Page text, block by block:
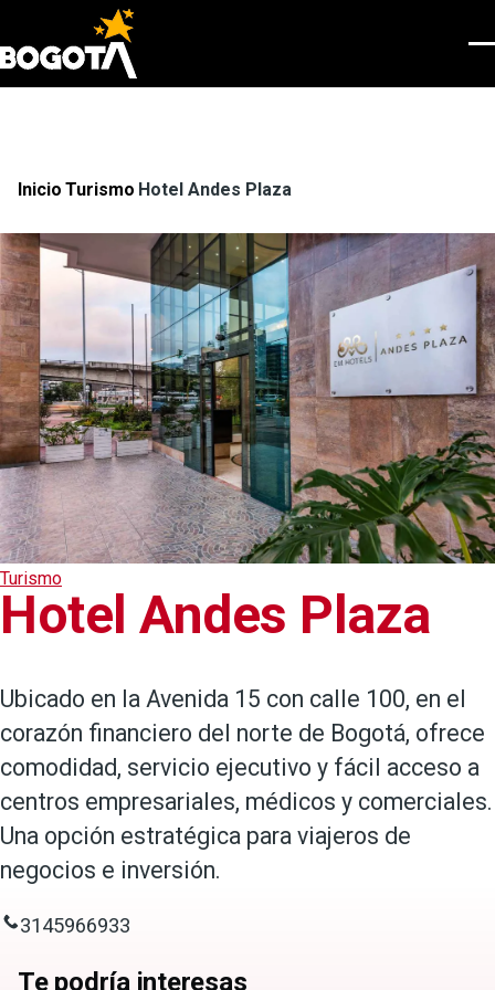
Pasar al contenido principal
Ruta
de
navegación
Inicio Turismo Hotel Andes Plaza
Turismo
Hotel Andes Plaza
Ubicado en la Avenida 15 con calle 100, en el
corazón financiero del norte de Bogotá, ofrece
comodidad, servicio ejecutivo y fácil acceso a
centros empresariales, médicos y comerciales.
Una opción estratégica para viajeros de
negocios e inversión.
3145966933
Te podría interesas